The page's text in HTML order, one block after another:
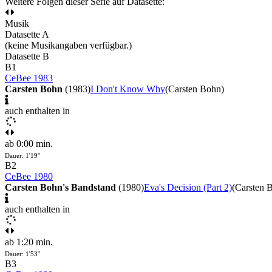
Musik
Datasette A
(keine Musikangaben verfügbar.)
Datasette B
B1
CeBee 1983
Carsten Bohn (1983)I Don't Know Why(Carsten Bohn)
auch enthalten in
ab 0:00 min.
Dauer: 1'19''
B2
CeBee 1980
Carsten Bohn's Bandstand (1980)Eva's Decision (Part 2)(Carsten
auch enthalten in
ab 1:20 min.
Dauer: 1'53''
B3